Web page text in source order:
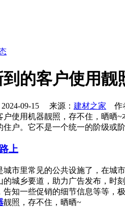
的客户使用靓
09-15 来源： 建材之家 作
使用机器靓照，存不住，晒晒
户。它不是一个统一的阶级或
上
市里常见的公共设施了，在城
城乡要道，助力广告发布，时
知一些促销的细节信息等等，
靓照，存不住，晒晒~